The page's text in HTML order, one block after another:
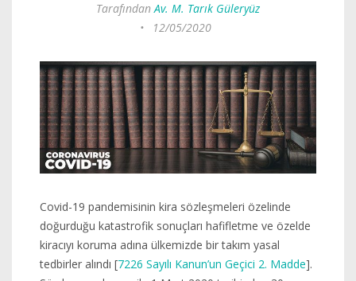
TarafındanAv. M. Tarık Güleryüz
•
12/05/2020
Covid-19 pandemisinin kira sözleşmeleri özelinde
doğurduğu katastrofik sonuçları hafifletme ve özelde
kiracıyı koruma adına ülkemizde bir takım yasal
tedbirler alındı [7226 Sayılı Kanun’un Geçici 2. Madde].